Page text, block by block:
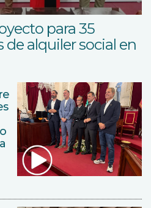
para 35
de alquiler social en